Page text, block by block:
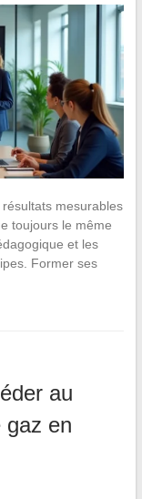
mesurables
toujours le même
et les
Former ses
au
gaz en